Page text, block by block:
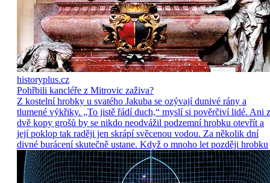
historyplus.cz
Pohřbili kancléře z Mitrovic zaživa?
Z kostelní hrobky u svatého Jakuba se ozývají dunivé rány a
tlumené výkřiky. „To jistě řádí duch,“ myslí si pověrčiví lidé. Ani
dvě kopy grošů by se nikdo neodvážil podzemní hrobku otevřít a
její poklop tak raději jen skrápí svěcenou vodou. Za několik dní
divné burácení skutečně ustane. Když o mnoho let později hrobku